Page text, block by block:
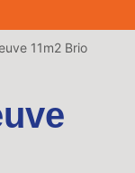
11m2 Brio